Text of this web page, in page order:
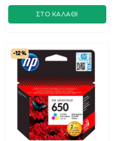
ΣΤΟ ΚΑΛΑΘΙ
-12 %